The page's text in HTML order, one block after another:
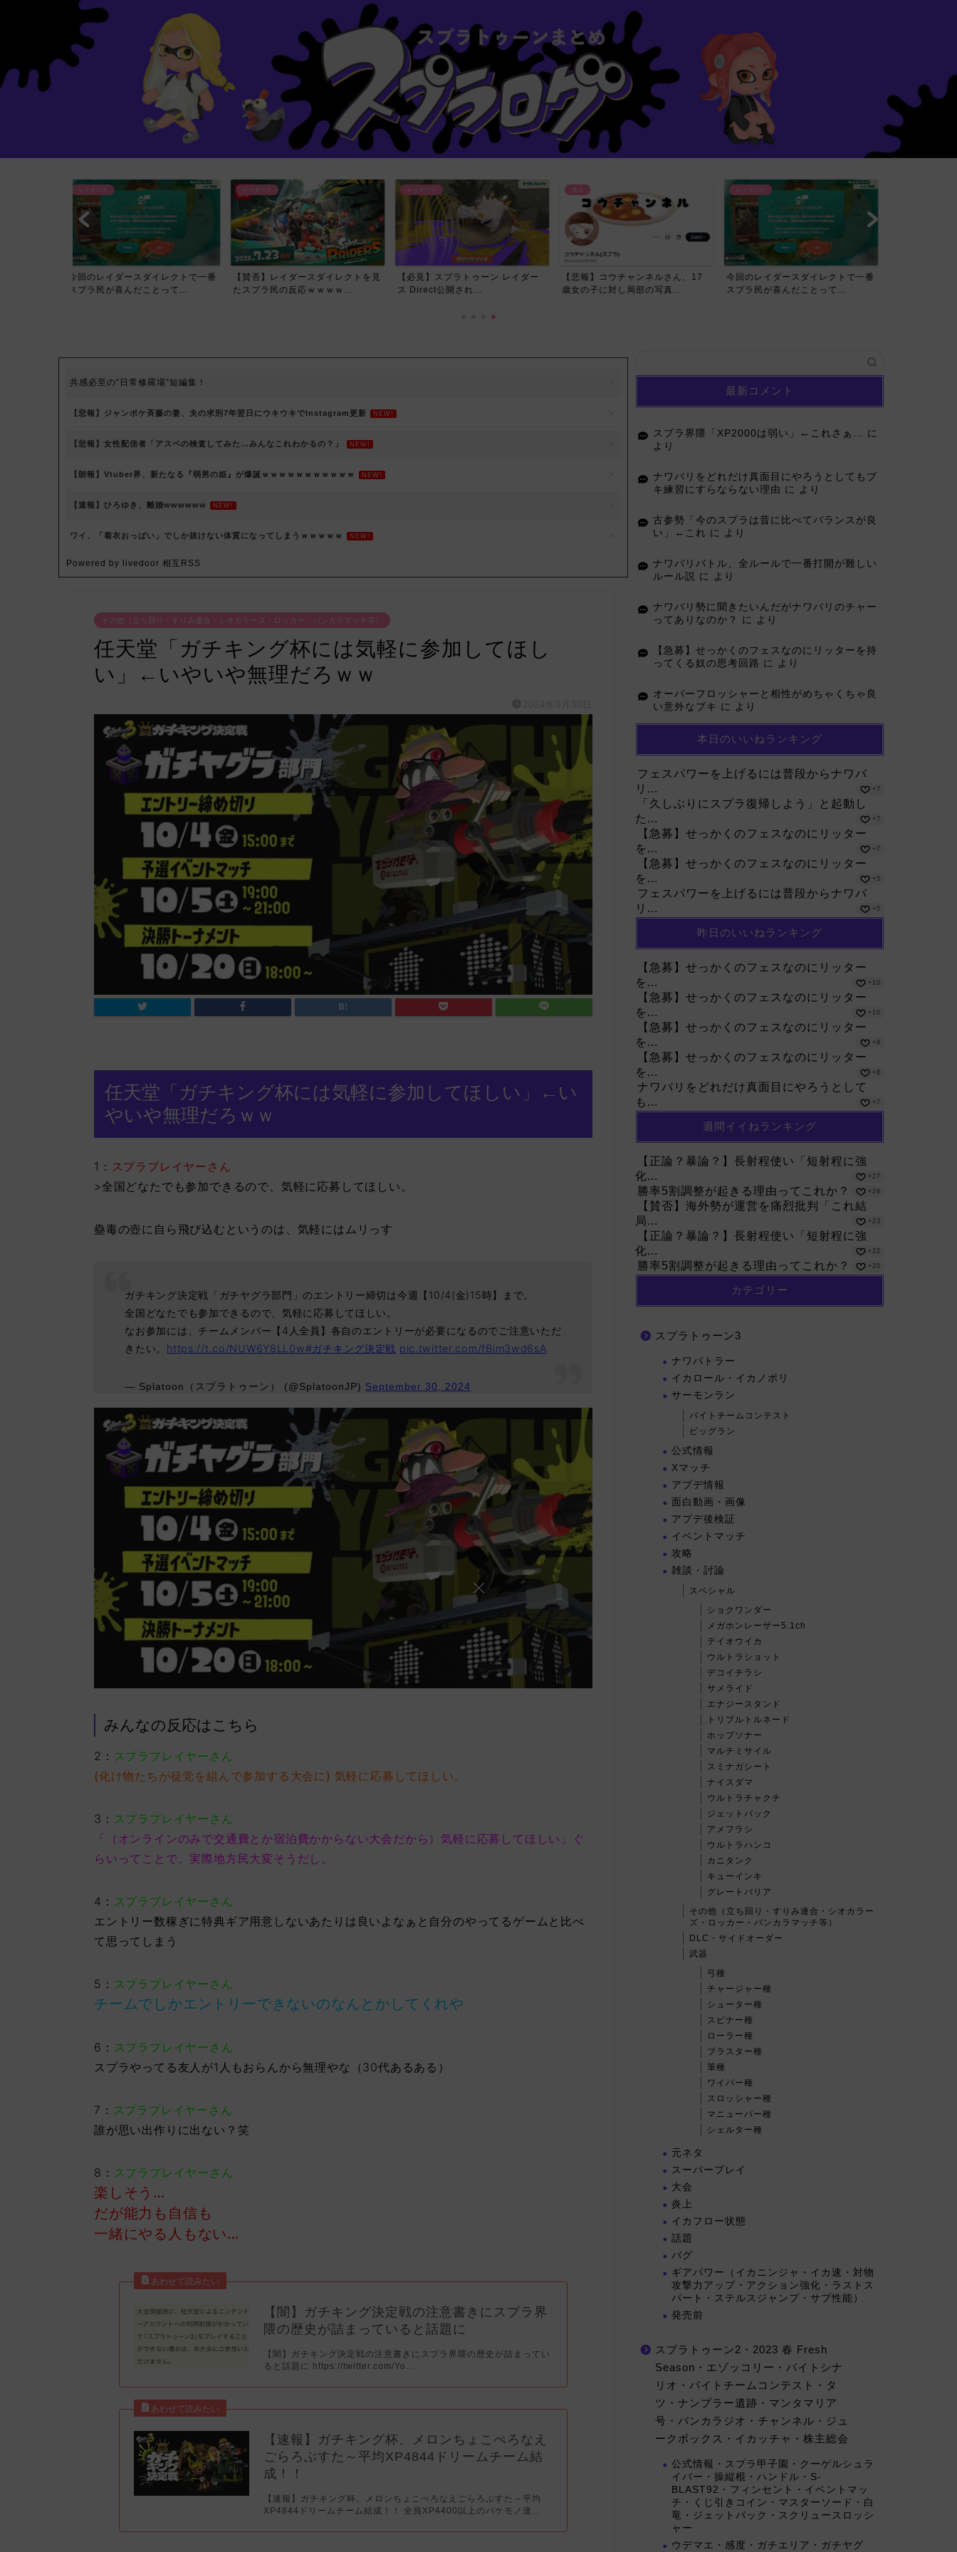
レイダース
【賛否】レイダースダイレクトを見
たスプラ民の反応ｗｗｗｗ...
レイダース
【必見】スプラトゥーン レイダー
ス Direct公開され...
炎上
【悲報】コウチャンネルさん、17
歳女の子に対し局部の写真...
今回のレイダースダイレクトで一番
スプラ民が喜んだことって...
レイダース
【賛否】レイダースダイレクトを見
たスプラ民の反応ｗｗｗｗ...
共感必至の“日常修羅場”短編集！
【悲報】ジャンポケ斉藤の妻、夫の求刑7年翌日にウキウキでInstagram更新 NEW!
【悲報】女性配信者「アスペの検査してみた…みんなこれわかるの？」 NEW!
【朗報】Vtuber界、新たなる『弱男の姫』が爆誕ｗｗｗｗｗｗｗｗｗｗｗ NEW!
【速報】ひろゆき、離婚wwwwww NEW!
ワイ、「着衣おっばい」でしか抜けない体質になってしまうｗｗｗｗｗ NEW!
Powered by livedoor 相互RSS
その他（立ち回り・すりみ連合・シオカラーズ・ロッカー・バンカラマッチ等）
任天堂「ガチキング杯には気軽に参加してほし
い」←いやいや無理だろｗｗ
任天堂「ガチキング杯には気軽に参加してほしい」←い
やいや無理だろｗｗ
1： スプラプレイヤーさん
>全国どなたでも参加できるので、気軽に応募してほしい。
蠱毒の壺に自ら飛び込むというのは、気軽にはムリっす
ガチキング決定戦「ガチヤグラ部門」のエントリー締切は今週【10/4(金)15時】まで。
全国どなたでも参加できるので、気軽に応募してほしい。
なお参加には、チームメンバー【4人全員】各自のエントリーが必要になるのでご注意いただ
きたい。 https://t.co/NUW6Y8LL0w#ガチキング決定戦 pic.twitter.com/fBim3wd6sA
— Splatoon（スプラトゥーン） (@SplatoonJP) September 30, 2024
みんなの反応はこちら
2： スプラプレイヤーさん
(化け物たちが徒党を組んで参加する大会に) 気軽に応募してほしい。
3： スプラプレイヤーさん
「（オンラインのみで交通費とか宿泊費かからない大会だから）気軽に応募してほしい」ぐ
らいってことで。実際地方民大変そうだし。
4： スプラプレイヤーさん
エントリー数稼ぎに特典ギア用意しないあたりは良いよなぁと自分のやってるゲームと比べ
て思ってしまう
5： スプラプレイヤーさん
チームでしかエントリーできないのなんとかしてくれや
6： スプラプレイヤーさん
スプラやってる友人が1人もおらんから無理やな（30代あるある）
7： スプラプレイヤーさん
誰が思い出作りに出ない？笑
8： スプラプレイヤーさん
楽しそう…
だが能力も自信も
一緒にやる人もない…
【闇】ガチキング決定戦の注意書きにスプラ界
隈の歴史が詰まっていると話題に
【闇】ガチキング決定戦の注意書きにスプラ界隈の歴史が詰まってい
ると話題に https://twitter.com/Yo...
【速報】ガチキング杯、メロンちょこぺろなえ
ごらろぶすた～平均XP4844ドリームチーム結
成！！
【速報】ガチキング杯、メロンちょこぺろなえごらろぶすた～平均
XP4844ドリームチーム結成！！ 全員XP4400以上のバケモノ達...
最新コメント
スプラ界隈「XP2000は弱い」←これさぁ…
に
より
ナワバリをどれだけ真面目にやろうとしてもブ
キ練習にすらならない理由 に より
古参勢「今のスプラは昔に比べてバランスが良
い」←これ に より
ナワバリバトル、全ルールで一番打開が難しい
ルール説 に より
ナワバリ勢に聞きたいんだがナワバリのチャー
ってありなのか？
に より
【急募】せっかくのフェスなのにリッターを持
ってくる奴の思考回路 に より
オーバーフロッシャーと相性がめちゃくちゃ良
い意外なブキ に より
本日のいいねランキング
フェスパワーを上げるには普段からナワバ
リ...
+7
「久しぶりにスプラ復帰しよう」と起動し
た...
+7
【急募】せっかくのフェスなのにリッター
を...
+7
【急募】せっかくのフェスなのにリッター
を...
+5
フェスパワーを上げるには普段からナワバ
リ...
+5
昨日のいいねランキング
【急募】せっかくのフェスなのにリッター
を...
+10
【急募】せっかくのフェスなのにリッター
を...
+10
【急募】せっかくのフェスなのにリッター
を...
+9
【急募】せっかくのフェスなのにリッター
を...
+8
ナワバリをどれだけ真面目にやろうとして
も...
+7
週間イイねランキング
【正論？暴論？】長射程使い「短射程に強
化...
+27
勝率5割調整が起きる理由ってこれか？ +26
【賛否】海外勢が運営を痛烈批判「これ結
局...
+23
【正論？暴論？】長射程使い「短射程に強
化...
+22
勝率5割調整が起きる理由ってこれか？ +20
カテゴリー
スプラトゥーン3
ナワバトラー
イカロール・イカノボリ
サーモンラン
バイトチームコンテスト
ビッグラン
公式情報
Xマッチ
アプデ情報
面白動画・画像
アプデ後検証
イベントマッチ
攻略
雑談・討論
スペシャル
ショクワンダー
メガホンレーザー5.1ch
テイオウイカ
ウルトラショット
デコイチラシ
サメライド
エナジースタンド
トリプルトルネード
ホップソナー
マルチミサイル
スミナガシート
ナイスダマ
ウルトラチャクチ
ジェットパック
アメフラシ
ウルトラハンコ
カニタンク
キューインキ
グレートバリア
その他（立ち回り・すりみ連合・シオカラー
ズ・ロッカー・バンカラマッチ等）
DLC・サイドオーダー
武器
弓種
チャージャー種
シューター種
スピナー種
ローラー種
ブラスター種
筆種
ワイパー種
スロッシャー種
マニューバー種
シェルター種
元ネタ
スーパープレイ
大会
炎上
イカフロー状態
話題
バグ
ギアパワー（イカニンジャ・イカ速・対物
攻撃力アップ・アクション強化・ラストス
パート・ステルスジャンプ・サブ性能）
発売前
スプラトゥーン2・2023 春 Fresh
Season・エゾッコリー・バイトシナ
リオ・バイトチームコンテスト・タ
ツ・ナンプラー遺跡・マンタマリア
号・バンカラジオ・チャンネル・ジュ
ークボックス・イカッチャ・株主総会
公式情報・スプラ甲子園・クーゲルシュラ
イバー・操縦棍・ハンドル・S-
BLAST92・フィンセント・イベントマッ
チ・くじ引きコイン・マスターソード・白
竜・ジェットパック・スクリュースロッシ
ャー
ウデマエ・感度・ガチエリア・ガチヤグ